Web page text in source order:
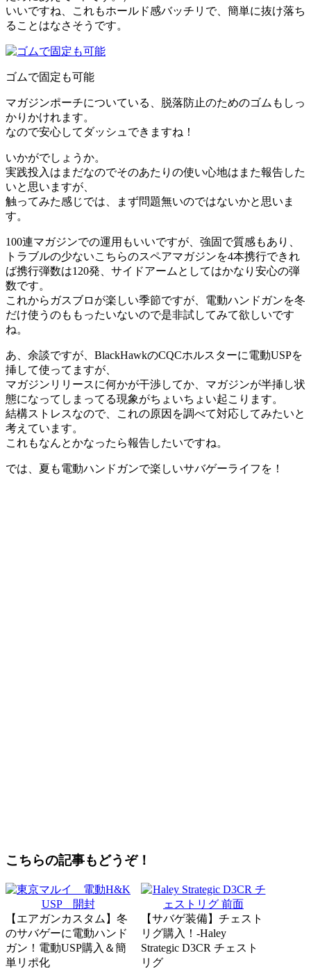
いいですね、これもホールド感バッチリで、簡単に抜け落ち
ることはなさそうです。
ゴムで固定も可能
マガジンポーチについている、脱落防止のためのゴムもしっ
かりかけれます。
なので安心してダッシュできますね！
いかがでしょうか。
実践投入はまだなのでそのあたりの使い心地はまた報告した
いと思いますが、
触ってみた感じでは、まず問題無いのではないかと思いま
す。
100連マガジンでの運用もいいですが、強固で質感もあり、
トラブルの少ないこちらのスペアマガジンを4本携行できれ
ば携行弾数は120発、サイドアームとしてはかなり安心の弾
数です。
これからガスブロが楽しい季節ですが、電動ハンドガンを冬
だけ使うのももったいないので是非試してみて欲しいです
ね。
あ、余談ですが、BlackHawkのCQCホルスターに電動USPを
挿して使ってますが、
マガジンリリースに何かが干渉してか、マガジンが半挿し状
態になってしまってる現象がちょいちょい起こります。
結構ストレスなので、これの原因を調べて対応してみたいと
考えています。
これもなんとかなったら報告したいですね。
では、夏も電動ハンドガンで楽しいサバゲーライフを！
こちらの記事もどうぞ！
【エアガンカスタム】冬
のサバゲーに電動ハンド
ガン！電動USP購入＆簡
単リポ化
【サバゲ装備】チェスト
リグ購入！-Haley
Strategic D3CR チェスト
リグ